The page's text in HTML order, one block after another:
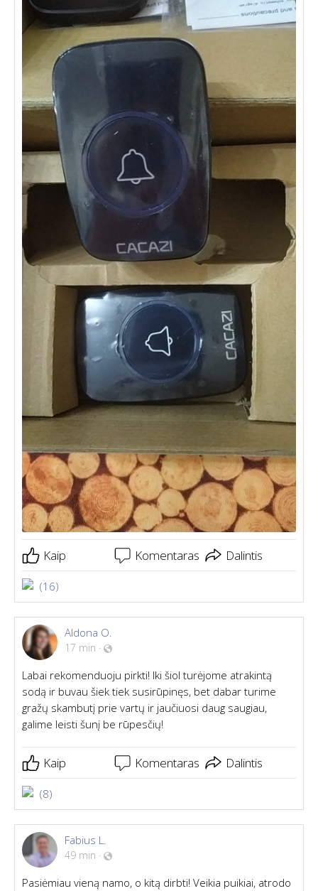
Kaip Komentaras Dalintis
(16)
Aldona O.
17 min ·
Labai rekomenduoju pirkti! Iki šiol turėjome atrakintą
sodą ir buvau šiek tiek susirūpinęs, bet dabar turime
gražų skambutį prie vartų ir jaučiuosi daug saugiau,
galime leisti šunį be rūpesčių!
Kaip Komentaras Dalintis
(8)
Fabius L.
49 min ·
Pasiėmiau vieną namo, o kitą dirbti! Veikia puikiai, atrodo